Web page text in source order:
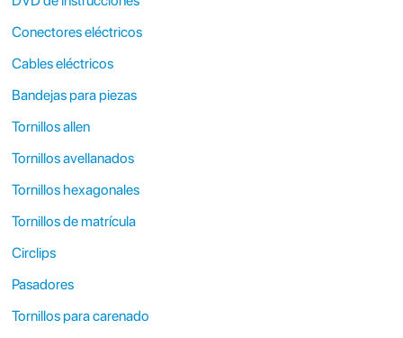
Conectores eléctricos
Cables eléctricos
Bandejas para piezas
Tornillos allen
Tornillos avellanados
Tornillos hexagonales
Tornillos de matrícula
Circlips
Pasadores
Tornillos para carenado